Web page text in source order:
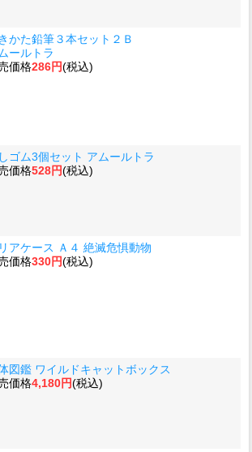
かた鉛筆３本セット２Ｂ
ールトラ
価格286円(税込)
ゴム3個セット アムールトラ
価格528円(税込)
アケース Ａ４ 絶滅危惧動物
価格330円(税込)
図鑑 ワイルドキャットボックス
価格4,180円(税込)